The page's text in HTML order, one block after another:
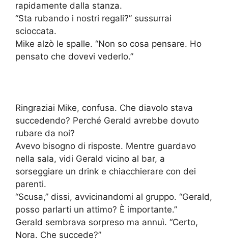
rapidamente dalla stanza.
“Sta rubando i nostri regali?” sussurrai
scioccata.
Mike alzò le spalle. “Non so cosa pensare. Ho
pensato che dovevi vederlo.”
Ringraziai Mike, confusa. Che diavolo stava
succedendo? Perché Gerald avrebbe dovuto
rubare da noi?
Avevo bisogno di risposte. Mentre guardavo
nella sala, vidi Gerald vicino al bar, a
sorseggiare un drink e chiacchierare con dei
parenti.
“Scusa,” dissi, avvicinandomi al gruppo. “Gerald,
posso parlarti un attimo? È importante.”
Gerald sembrava sorpreso ma annuì. “Certo,
Nora. Che succede?”